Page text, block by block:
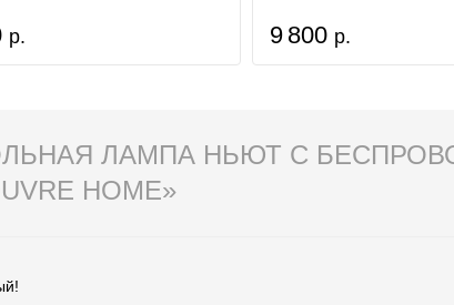
р. 9 800 р.
ЛАМПА НЬЮТ С
HOME»